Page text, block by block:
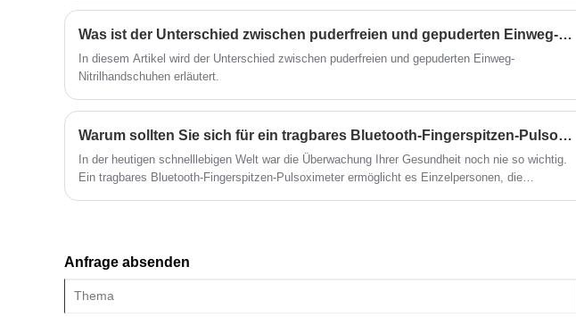
Was ist der Unterschied zwischen puderfreien und gepuderten Einweg-Nitrilhandschuhen?
In diesem Artikel wird der Unterschied zwischen puderfreien und gepuderten Einweg-
Nitrilhandschuhen erläutert.
Warum sollten Sie sich für ein tragbares Bluetooth-Fingerspitzen-Pulsoximeter entscheiden?
In der heutigen schnelllebigen Welt war die Überwachung Ihrer Gesundheit noch nie so wichtig.
Ein tragbares Bluetooth-Fingerspitzen-Pulsoximeter ermöglicht es Einzelpersonen, die
Gesundheitsmanagement und Ihr allgemeines Wohlbefinden verbessern.
Anfrage absenden